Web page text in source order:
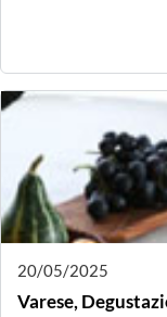
23/05/2025
Agliano Terme
Venerdì 23
programma ad
guidata di
collaborazione